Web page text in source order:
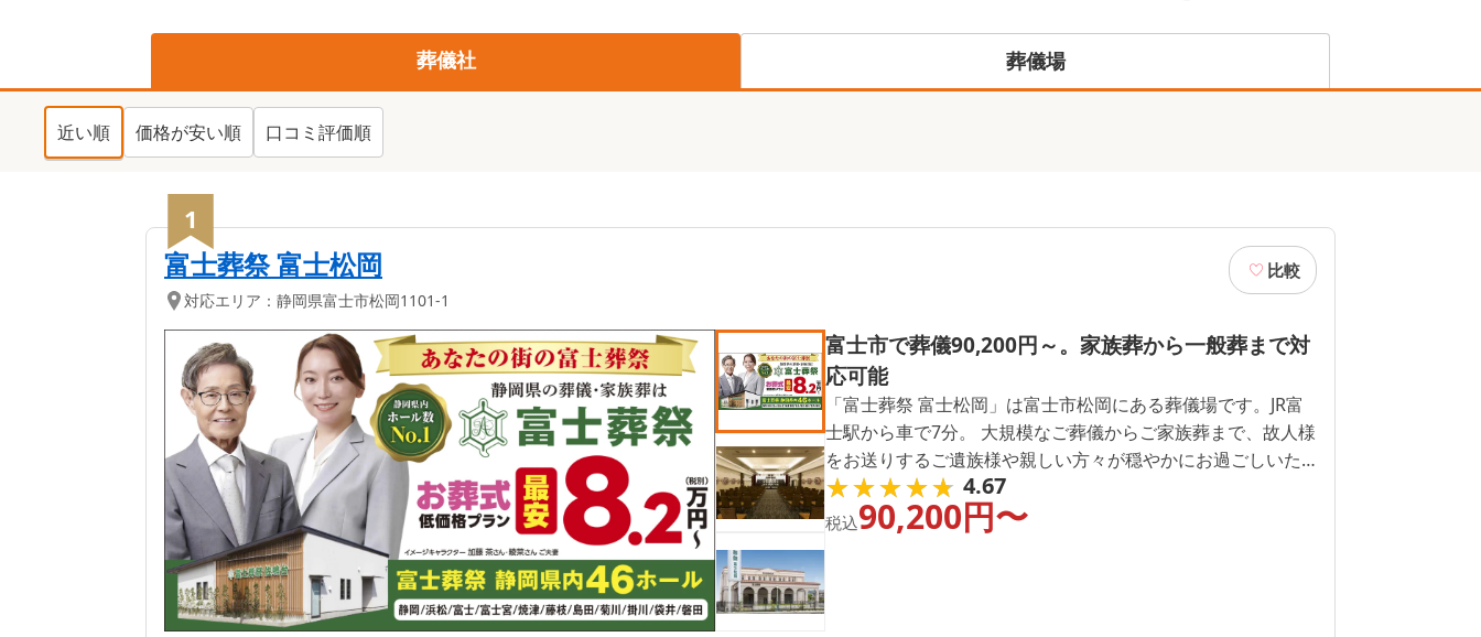
葬儀社 葬儀場
近い順 価格が安い順 口コミ評価順
1
富士葬祭 富士松岡
対応エリア： 静岡県富士市松岡1101-1
比較
富士市で葬儀90,200円～。家族葬から一般葬まで対
応可能
「富士葬祭 富士松岡」は富士市松岡にある葬儀場です。JR富
士駅から車で7分。 大規模なご葬儀からご家族葬まで、故人様
をお送りするご遺族様や親しい方々が穏やかにお過ごしいた
だけるように、心を尽くした会館です。
★★★★★
★★★★★ 4.67
税込90,200円〜